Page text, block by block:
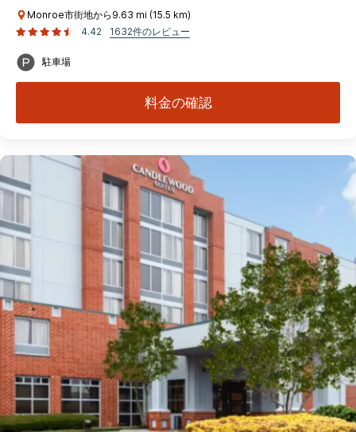
Monroe市街地から9.63 mi (15.5 km)
4.42
1632件のレビュー
駐車場
料金の確認